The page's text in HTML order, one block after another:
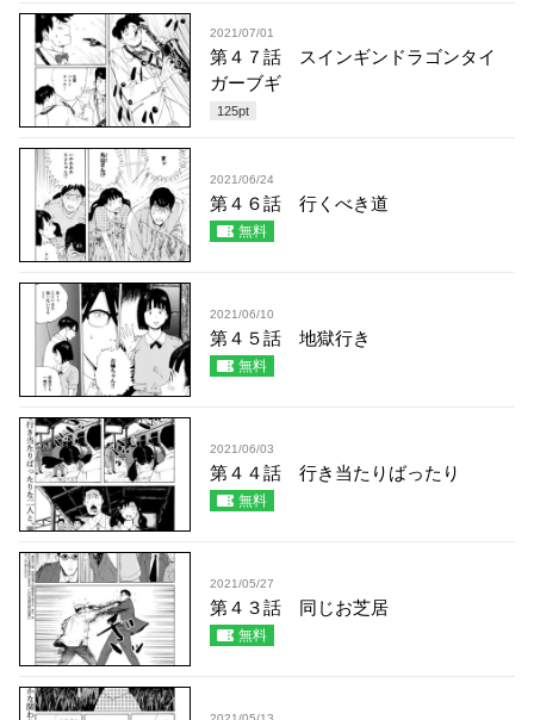
2021/07/01
第４７話 スインギンドラゴンタイ
ガーブギ
125pt
2021/06/24
第４６話 行くべき道
無料
2021/06/10
第４５話 地獄行き
無料
2021/06/03
第４４話 行き当たりばったり
無料
2021/05/27
第４３話 同じお芝居
無料